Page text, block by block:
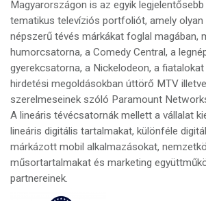
Magyarországon is az egyik
tematikus televíziós portfoliót, amely olyan
népszerű tévés márkákat foglal magában,
humorcsatorna, a Comedy Central, a
gyerekcsatorna, a Nickelodeon, a
hirdetési megoldásokban úttörő MTV
szerelmeseinek szóló Paramount
A lineáris tévécsatornák mellett a vállalat
lineáris digitális tartalmakat, különféle
márkázott mobil alkalmazásokat,
műsortartalmakat és marketing
partnereinek.